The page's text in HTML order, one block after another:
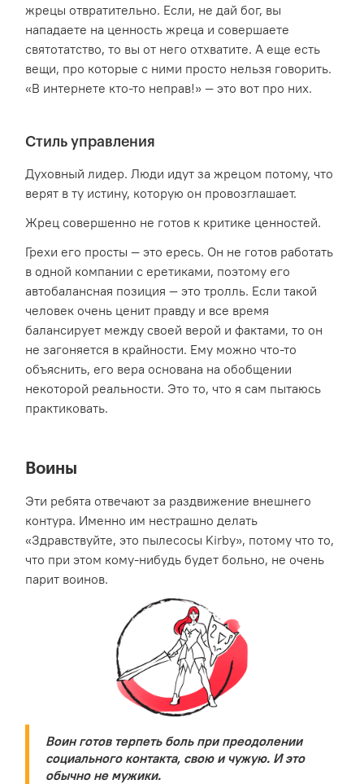
жрецы отвратительно. Если, не дай бог, вы
нападаете на ценность жреца и совершаете
святотатство, то вы от него отхватите. А еще есть
вещи, про которые с ними просто нельзя говорить.
«В интернете кто-то неправ!» — это вот про них.
Стиль управления
Духовный лидер. Люди идут за жрецом потому, что
верят в ту истину, которую он провозглашает.
Жрец совершенно не готов к критике ценностей.
Грехи его просты — это ересь. Он не готов работать
в одной компании с еретиками, поэтому его
автобалансная позиция — это тролль. Если такой
человек очень ценит правду и все время
балансирует между своей верой и фактами, то он
не загоняется в крайности. Ему можно что-то
объяснить, его вера основана на обобщении
некоторой реальности. Это то, что я сам пытаюсь
практиковать.
Воины
Эти ребята отвечают за раздвижение внешнего
контура. Именно им нестрашно делать
«Здравствуйте, это пылесосы Kirby», потому что то,
что при этом кому-нибудь будет больно, не очень
парит воинов.
Воин готов терпеть боль при преодолении
социального контакта, свою и чужую. И это
обычно не мужики.